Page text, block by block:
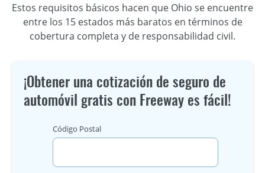
Estos requisitos básicos hacen que Ohio se encuentre
entre los 15 estados más baratos en términos de
cobertura completa y de responsabilidad civil.
¡Obtener una cotización de seguro de
automóvil gratis con Freeway es fácil!
Código Postal